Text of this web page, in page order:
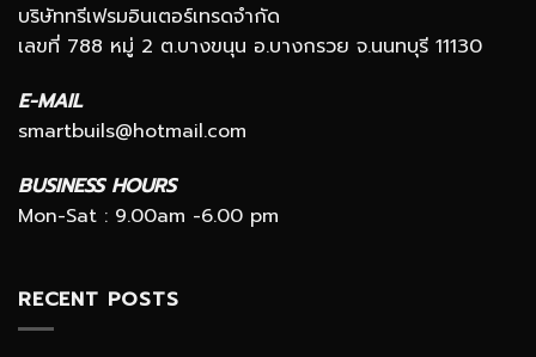
บริษัททรีเฟรมอินเตอร์เทรดจำกัด
เลขที่ 788 หมู่ 2 ต.บางขนุน อ.บางกรวย จ.นนทบุรี 11130
E-MAIL
smartbuils@hotmail.com
BUSINESS HOURS
Mon-Sat : 9.00am -6.00 pm
RECENT POSTS